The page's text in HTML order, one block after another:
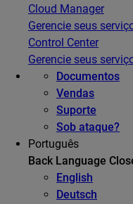
Cloud Manager
Gerencie seus
Control Center
Gerencie seus
Documentos
Vendas
Suporte
Sob ataque?
Português
Back Language
English
Deutsch